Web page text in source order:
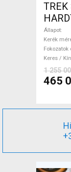
TREK
M/L
Állapot
Kerék
Fokozatok
Keres /
1 255
465